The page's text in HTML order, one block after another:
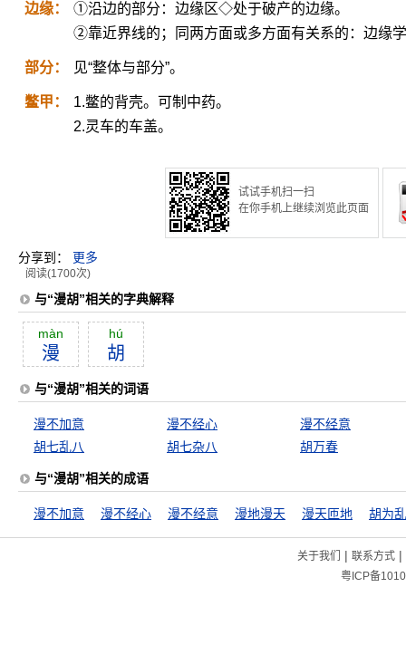
边缘：
①沿边的部分：边缘区◇处于破产的边缘。
②靠近界线的；同两方面或多方面有关系的：边缘
部分： 见“整体与部分”。
鳖甲：
1.鳖的背壳。可制中药。
2.灵车的车盖。
试试手机扫一扫
在你手机上继续浏览此页面
分享到： 更多
阅读(1700次)
与“漫胡”相关的字典解释
màn
漫
hú
胡
与“漫胡”相关的词语
漫不加意 漫不经心
漫不经意
胡七乱八
胡七杂八 胡万春
与“漫胡”相关的成语
漫不加意 漫不经心 漫不经意 漫地漫天 漫天匝地 胡为
关于我们 | 联系方式|
粤ICP备